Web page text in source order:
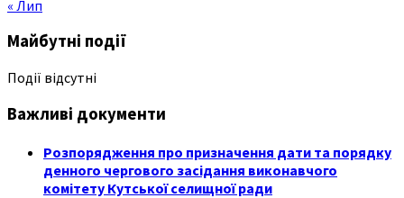
« Лип
Майбутні події
Події відсутні
Важливі документи
Розпорядження про призначення дати та порядку
денного чергового засідання виконавчого
комітету Кутської селищної ради